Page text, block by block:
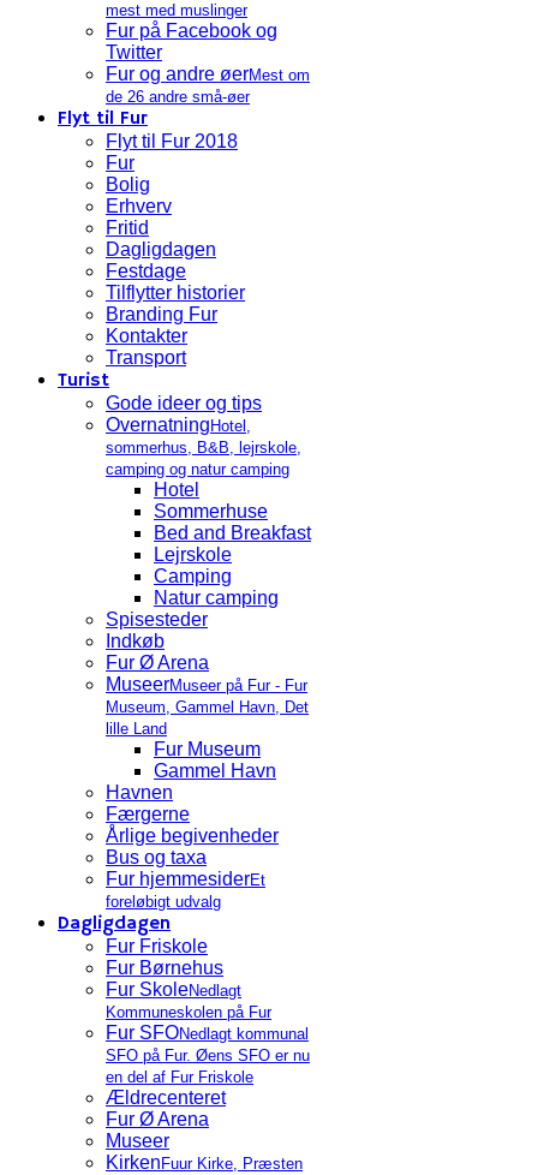
mest med muslinger
Fur på Facebook og
Twitter
Fur og andre øerMest om
de 26 andre små-øer
Flyt til Fur
Flyt til Fur 2018
Fur
Bolig
Erhverv
Fritid
Dagligdagen
Festdage
Tilflytter historier
Branding Fur
Kontakter
Transport
Turist
Gode ideer og tips
Overnatning Hotel,
sommerhus, B&B, lejrskole,
camping og natur camping
Hotel
Sommerhuse
Bed and Breakfast
Lejrskole
Camping
Natur camping
Spisesteder
Indkøb
Fur Ø Arena
MuseerMuseer på Fur - Fur
Museum, Gammel Havn, Det
lille Land
Fur Museum
Gammel Havn
Havnen
Færgerne
Årlige begivenheder
Bus og taxa
Fur hjemmesiderEt
foreløbigt udvalg
Dagligdagen
Fur Friskole
Fur Børnehus
Fur SkoleNedlagt
Kommuneskolen på Fur
Fur SFONedlagt kommunal
SFO på Fur. Øens SFO er nu
en del af Fur Friskole
Ældrecenteret
Fur Ø Arena
Museer
Kirken Fuur Kirke, Præsten